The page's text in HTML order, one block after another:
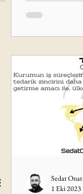
Sedat Onat
1 Eki 2023